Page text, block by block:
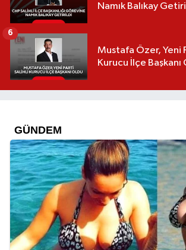
Namık Balıkay
Mustafa Özer, Yeni
Kurucu İlçe Başkanı
6